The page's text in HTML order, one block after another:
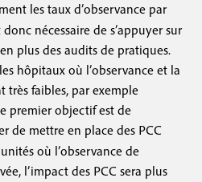
les taux d’observance par
nécessaire de s’appuyer sur
plus des audits de pratiques.
hôpitaux où l’observance et la
très faibles, par exemple
premier objectif est de
de mettre en place des PCC
où l’observance de
l’impact des PCC sera plus